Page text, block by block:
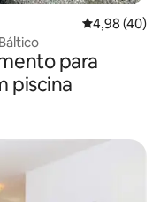
4,98 de uma
4,98 (40)
para
piscina